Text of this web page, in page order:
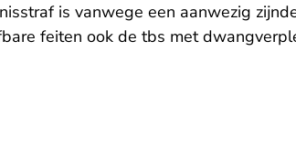
is vanwege een aanwezig
feiten ook de tbs met